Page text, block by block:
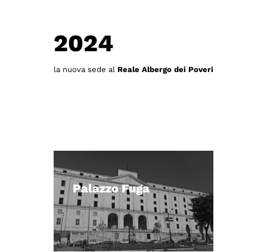
2024
la nuova sede al Reale Albergo dei Poveri
Palazzo Fuga